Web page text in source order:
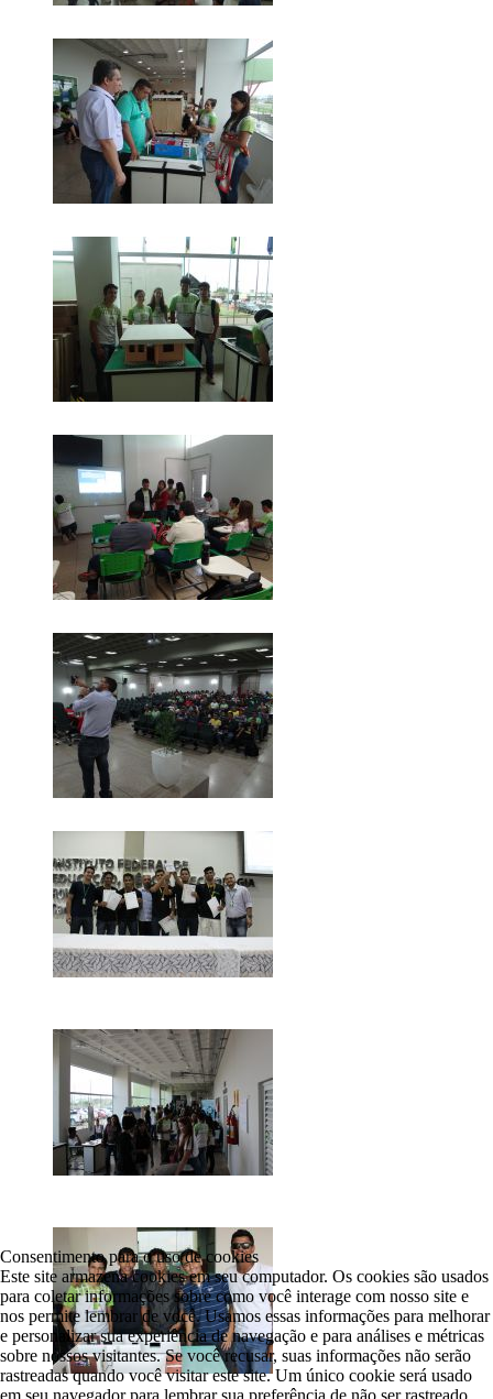
Consentimento para o uso de cookies
Este site armazena cookies em seu computador. Os cookies são usados
para coletar informações sobre como você interage com nosso site e
nos permite lembrar de você. Usamos essas informações para melhorar
e personalizar sua experiência de navegação e para análises e métricas
sobre nossos visitantes. Se você recusar, suas informações não serão
rastreadas quando você visitar este site. Um único cookie será usado
em seu navegador para lembrar sua preferência de não ser rastreado.